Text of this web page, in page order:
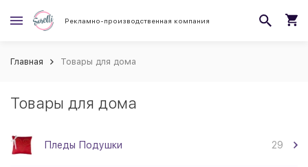
Рекламно-производственная компания
Главная Товары для дома
Товары для дома
Пледы Подушки 29